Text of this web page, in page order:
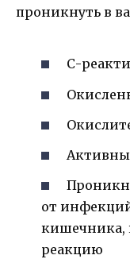
проникнуть в
С-
от
кишечника,
реакцию